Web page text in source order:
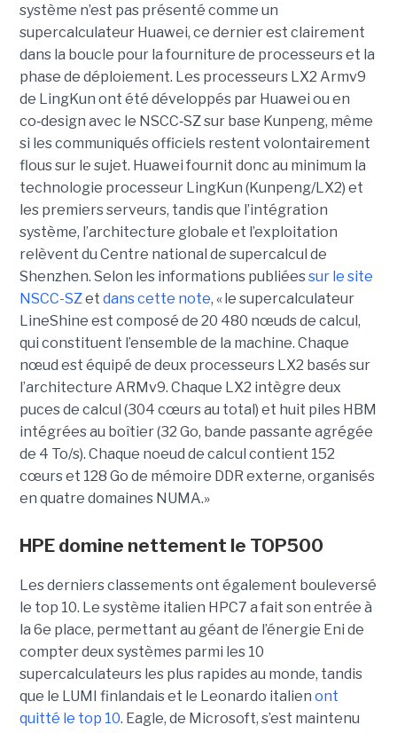
système n’est pas présenté comme un
supercalculateur Huawei, ce dernier est clairement
dans la boucle pour la fourniture de processeurs et la
phase de déploiement. Les processeurs LX2 Armv9
de LingKun ont été développés par Huawei ou en
co‑design avec le NSCC‑SZ sur base Kunpeng, même
si les communiqués officiels restent volontairement
flous sur le sujet. Huawei fournit donc au minimum la
technologie processeur LingKun (Kunpeng/LX2) et
les premiers serveurs, tandis que l’intégration
système, l’architecture globale et l’exploitation
relèvent du Centre national de supercalcul de
Shenzhen. Selon les informations publiéessur le site
NSCC-SZet dans cette note, « le supercalculateur
LineShine est composé de 20 480 nœuds de calcul,
qui constituent l’ensemble de la machine. Chaque
nœud est équipé de deux processeurs LX2 basés sur
l’architecture ARMv9. Chaque LX2 intègre deux
puces de calcul (304 cœurs au total) et huit piles HBM
intégrées au boîtier (32 Go, bande passante agrégée
de 4 To/s). Chaque noeud de calcul contient 152
cœurs et 128 Go de mémoire DDR externe, organisés
en quatre domaines NUMA.»
HPE domine nettement le TOP500
Les derniers classements ont également bouleversé
le top 10. Le système italien HPC7 a fait son entrée à
la 6e place, permettant au géant de l’énergie Eni de
compter deux systèmes parmi les 10
supercalculateurs les plus rapides au monde, tandis
que le LUMI finlandais et le Leonardo italien ont
quitté le top 10. Eagle, de Microsoft, s’est maintenu